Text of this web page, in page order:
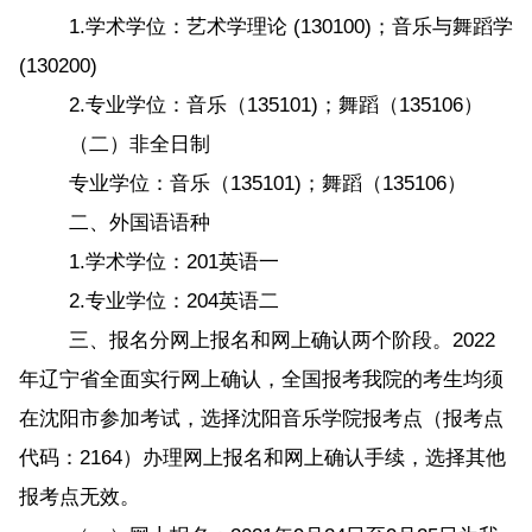
1.学术学位：艺术学理论 (130100)；音乐与舞蹈学
(130200)
2.专业学位：音乐（135101)；舞蹈（135106）
（二）非全日制
专业学位：音乐（135101)；舞蹈（135106）
二、外国语语种
1.学术学位：201英语一
2.专业学位：204英语二
三、报名分网上报名和网上确认两个阶段。2022
年辽宁省全面实行网上确认，全国报考我院的考生均须
在沈阳市参加考试，选择沈阳音乐学院报考点（报考点
代码：2164）办理网上报名和网上确认手续，选择其他
报考点无效。